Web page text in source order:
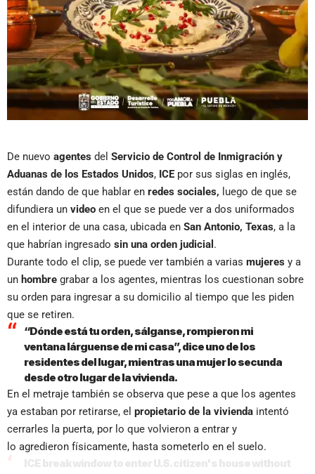
De nuevo agentes del Servicio de Control de Inmigración y
Aduanas de los Estados Unidos, ICE por sus siglas en inglés,
están dando de que hablar en redes sociales, luego de que se
difundiera un video en el que se puede ver a dos uniformados
en el interior de una casa, ubicada en San Antonio, Texas, a la
que habrían ingresado sin una orden judicial .
Durante todo el clip, se puede ver también a varias mujeres y a
un hombre grabar a los agentes, mientras los cuestionan sobre
su orden para ingresar a su domicilio al tiempo que les piden
que se retiren.
“Dónde está tu orden, sálganse, rompieron mi
ventana lárguense de mi casa”, dice uno de los
residentes del lugar, mientras una mujer lo secunda
desde otro lugar de la vivienda.
En el metraje también se observa que pese a que los agentes
ya estaban por retirarse, el propietario de la vivienda intentó
cerrarles la puerta, por lo que volvieron a entrar y
lo agredieron físicamente, hasta someterlo en el suelo.